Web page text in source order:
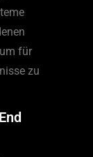
für
zu